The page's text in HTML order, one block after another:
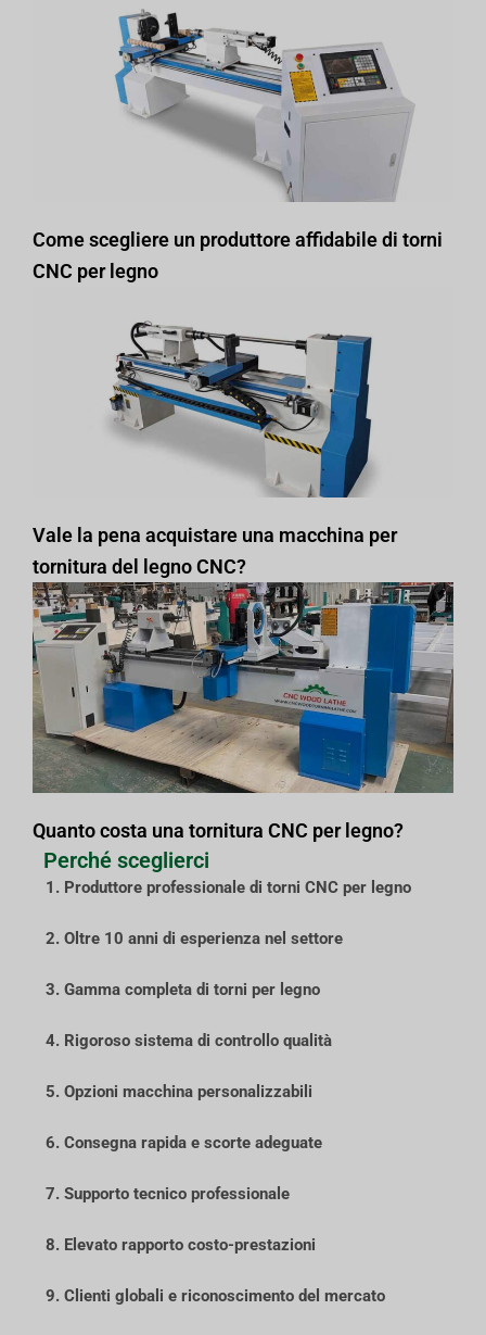
Come scegliere un produttore affidabile di torni
CNC per legno
Vale la pena acquistare una macchina per
tornitura del legno CNC?
Quanto costa una tornitura CNC per legno?
Perché sceglierci
1. Produttore professionale di torni CNC per legno
2. Oltre 10 anni di esperienza nel settore
3. Gamma completa di torni per legno
4. Rigoroso sistema di controllo qualità
5. Opzioni macchina personalizzabili
6. Consegna rapida e scorte adeguate
7. Supporto tecnico professionale
8. Elevato rapporto costo-prestazioni
9. Clienti globali e riconoscimento del mercato